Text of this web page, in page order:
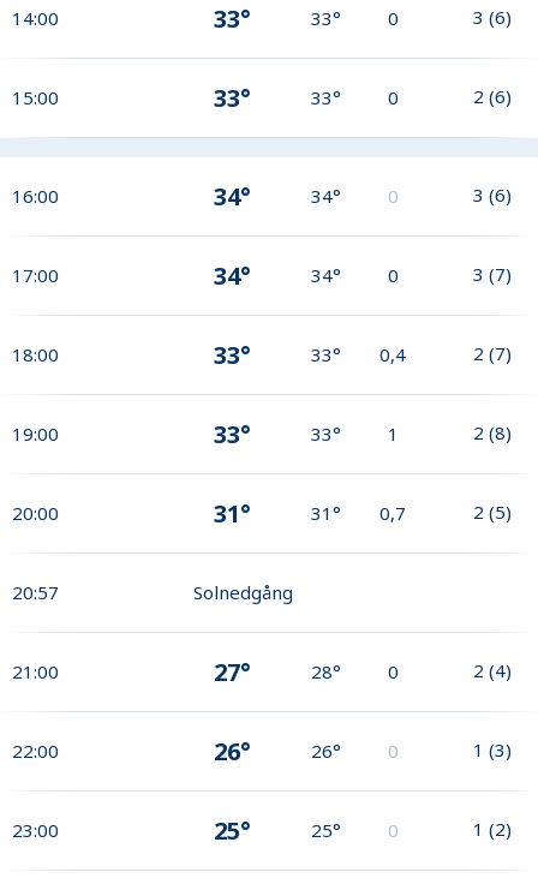
14:00 33° 33° 0 3 (6)
15:00 33° 33° 0 2 (6)
16:00 34° 34° 0 3 (6)
17:00 34° 34° 0 3 (7)
18:00 33° 33° 0,4 2 (7)
19:00 33° 33° 1 2 (8)
20:00 31° 31° 0,7 2 (5)
20:57 Solnedgång
21:00 27° 28° 0 2 (4)
22:00 26° 26° 0 1 (3)
23:00 25° 25° 0 1 (2)